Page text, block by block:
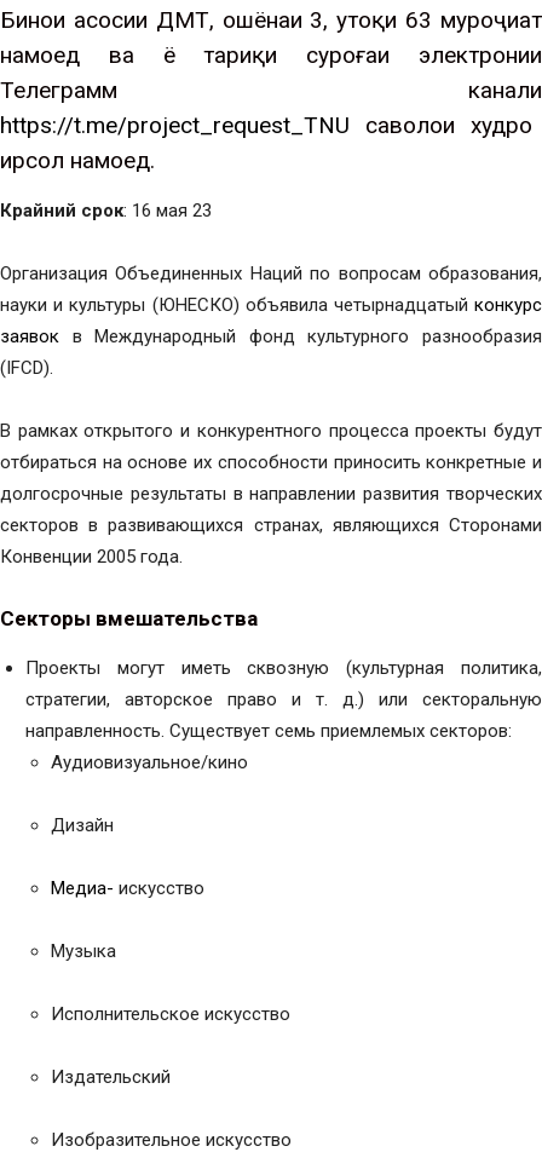
Бинои асосии ДМТ, ошёнаи 3, утоқи 63 муроҷиат
намоед ва ё тариқи суроғаи электронии
Телеграмм канали
https://t.me/project_request_TNU саволҳои худро
ирсол намоед.
Крайний срок: 16 мая 23
Организация Объединенных Наций по вопросам образования,
науки и культуры (ЮНЕСКО) объявила четырнадцатый конкурс
заявок в Международный фонд культурного разнообразия
(IFCD).
В рамках открытого и конкурентного процесса проекты будут
отбираться на основе их способности приносить конкретные и
долгосрочные результаты в направлении развития творческих
секторов в развивающихся странах, являющихся Сторонами
Конвенции 2005 года.
Секторы вмешательства
Проекты могут иметь сквозную (культурная политика,
стратегии, авторское право и т. д.) или секторальную
направленность. Существует семь приемлемых секторов:
Аудиовизуальное/кино
Дизайн
Медиа- искусство
Музыка
Исполнительское искусство
Издательский
Изобразительное искусство